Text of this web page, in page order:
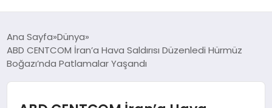
ANA SAYFA
GÜNDEM
Ana Sayfa Dünya
ABD CENTCOM İran’a Hava Saldırısı Düzenledi Hürmüz
Boğazı’nda Patlamalar Yaşandı